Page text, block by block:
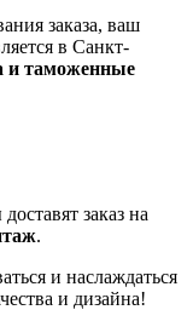
заказа, ваш
в Санкт-
и таможенные
заказ на
.
и наслаждаться
и дизайна!